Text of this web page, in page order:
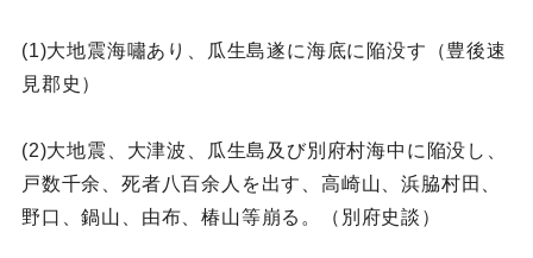
(1)大地震海嘯あり、瓜生島遂に海底に陥没す（豊後速
見郡史）
(2)大地震、大津波、瓜生島及び別府村海中に陥没し、
戸数千余、死者八百余人を出す、高崎山、浜脇村田、
野口、鍋山、由布、椿山等崩る。（別府史談）